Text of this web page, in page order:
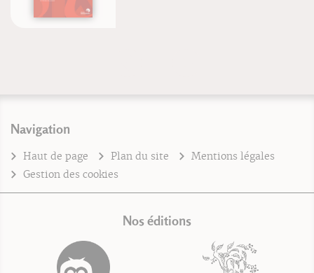
Navigation
Haut de page Plan du site
Mentions légales
Gestion des cookies
Nos éditions